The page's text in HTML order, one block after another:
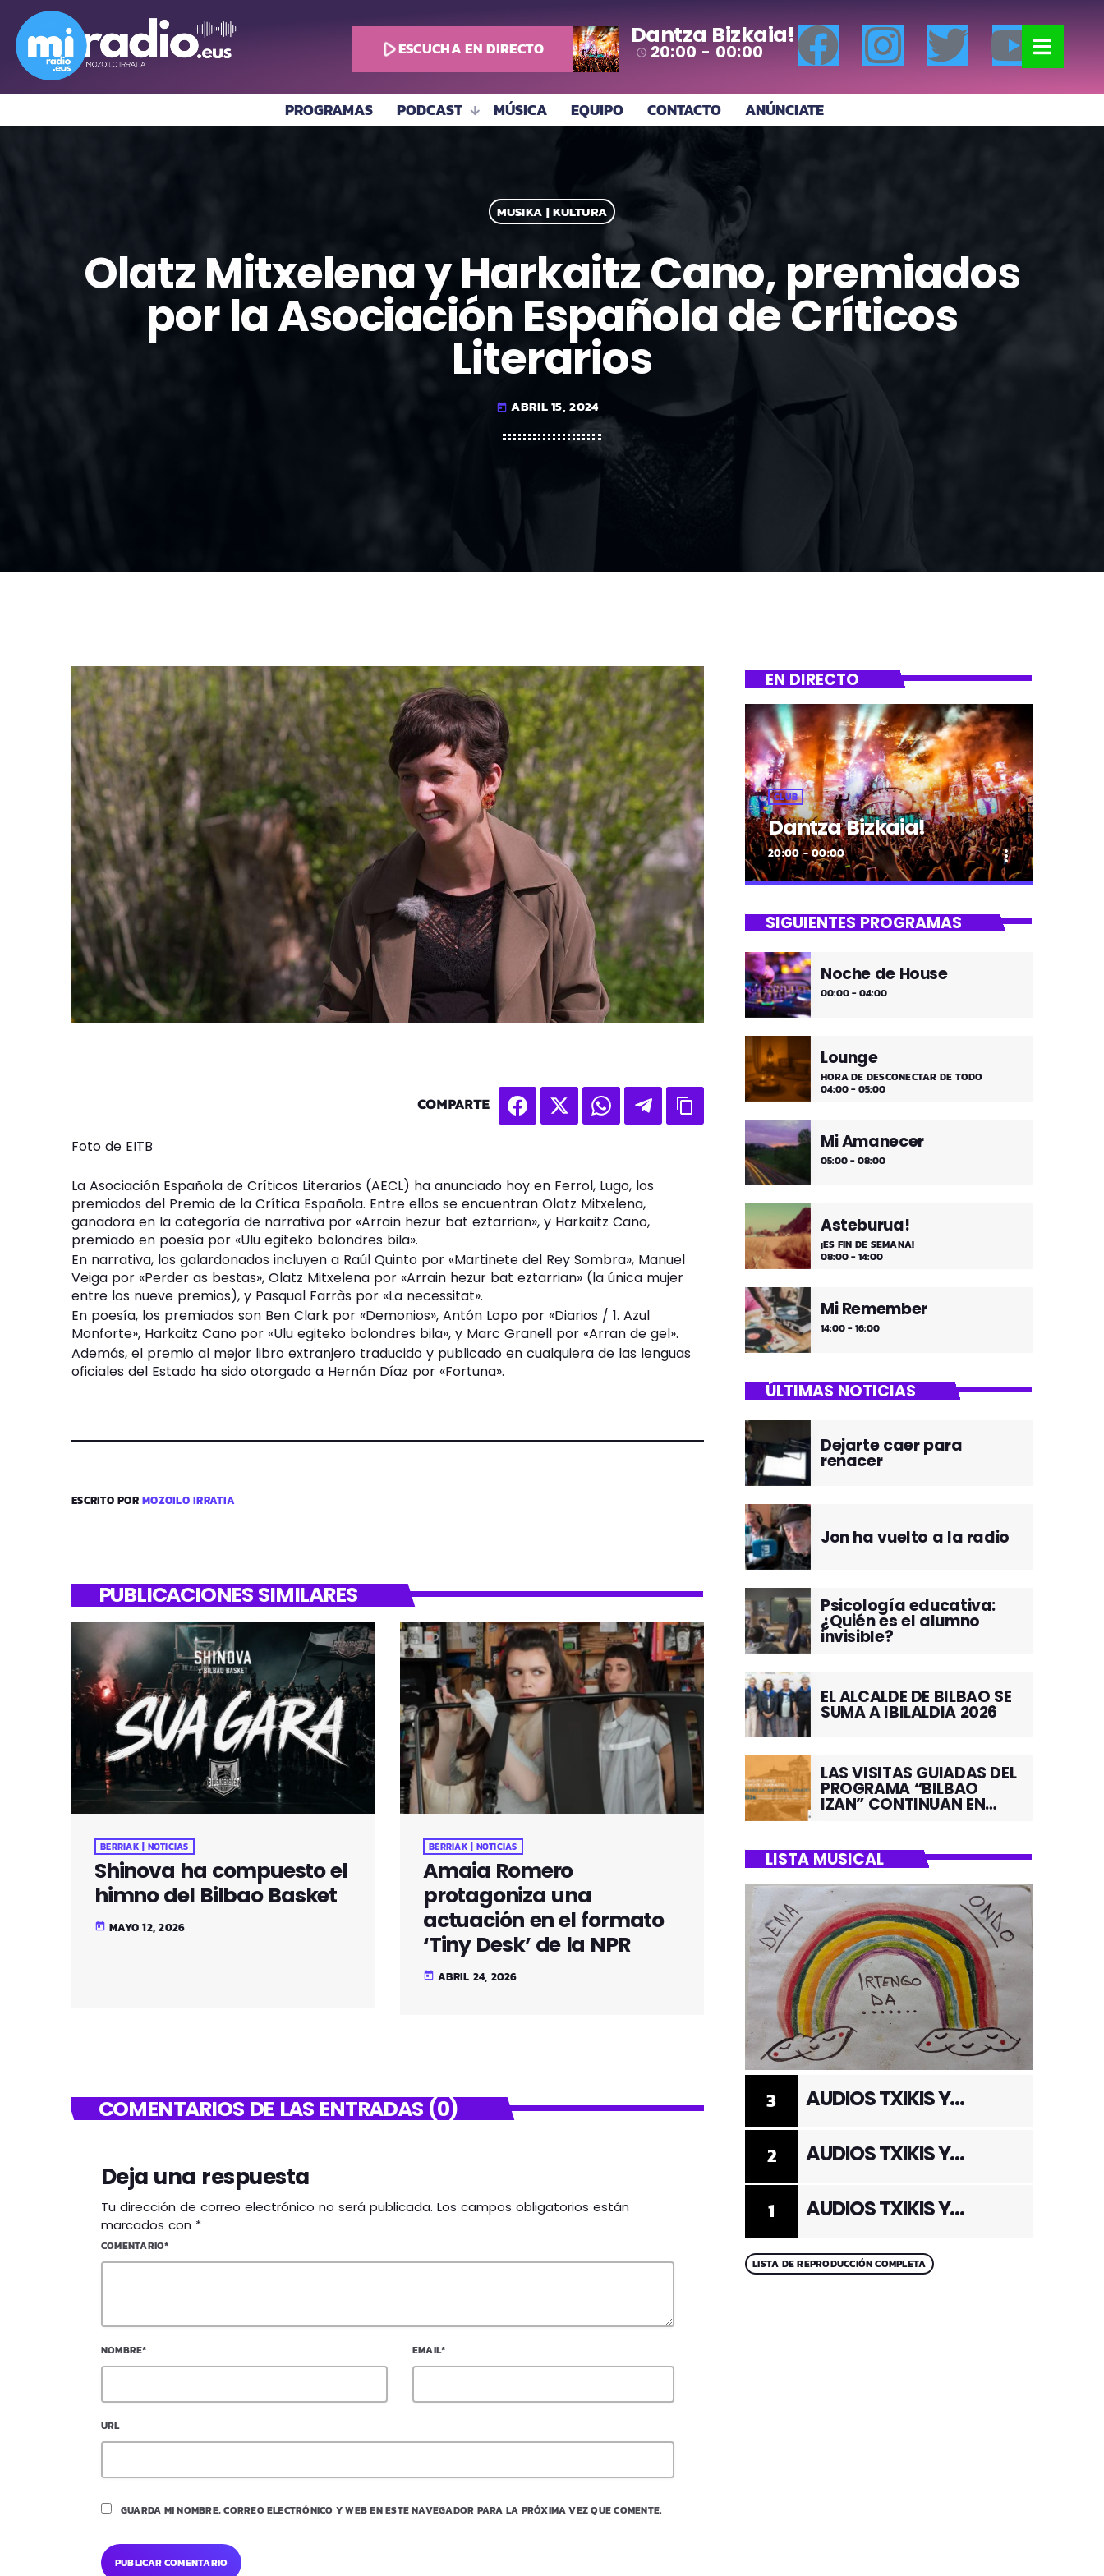
play_arrowESCUCHA EN DIRECTO Dantza Bizkaia!
access_time 20:00 - 00:00
PROGRAMAS PODCAST MÚSICA EQUIPO CONTACTO ANÚNCIATE
MUSIKA | KULTURA
Olatz Mitxelena y Harkaitz Cano, premiados
por la Asociación Española de Críticos
Literarios
today ABRIL 15, 2024
COMPARTE
Foto de EITB
La Asociación Española de Críticos Literarios (AECL) ha anunciado hoy en Ferrol, Lugo, los
premiados del Premio de la Crítica Española. Entre ellos se encuentran Olatz Mitxelena,
ganadora en la categoría de narrativa por «Arrain hezur bat eztarrian», y Harkaitz Cano,
premiado en poesía por «Ulu egiteko bolondres bila».
En narrativa, los galardonados incluyen a Raúl Quinto por «Martinete del Rey Sombra», Manuel
Veiga por «Perder as bestas», Olatz Mitxelena por «Arrain hezur bat eztarrian» (la única mujer
entre los nueve premios), y Pasqual Farràs por «La necessitat».
En poesía, los premiados son Ben Clark por «Demonios», Antón Lopo por «Diarios / 1. Azul
Monforte», Harkaitz Cano por «Ulu egiteko bolondres bila», y Marc Granell por «Arran de gel».
Además, el premio al mejor libro extranjero traducido y publicado en cualquiera de las lenguas
oficiales del Estado ha sido otorgado a Hernán Díaz por «Fortuna».
ESCRITO PORMOZOILO IRRATIA
PUBLICACIONES SIMILARES
BERRIAK | NOTICIAS
Shinova ha compuesto el
himno del Bilbao Basket
today MAYO 12, 2026
BERRIAK | NOTICIAS
Amaia Romero
protagoniza una
actuación en el formato
‘Tiny Desk’ de la NPR
today ABRIL 24, 2026
COMENTARIOS DE LAS ENTRADAS (0)
Deja una respuesta
Tu dirección de correo electrónico no será publicada. Los campos obligatorios están
marcados con *
COMENTARIO*
NOMBRE* EMAIL*
URL
GUARDA MI NOMBRE, CORREO ELECTRÓNICO Y WEB EN ESTE NAVEGADOR PARA LA PRÓXIMA VEZ QUE COMENTE.
EN DIRECTO
CLUB
Dantza Bizkaia!
20:00 - 00:00 more_vert
Dantza Bizkaia!
Dantza Bizkaia!
SIGUIENTES PROGRAMAS
Noche de House
00:00 - 04:00
Lounge
HORA DE DESCONECTAR DE TODO
04:00 - 05:00
Mi Amanecer
05:00 - 08:00
Asteburua!
¡ES FIN DE SEMANA!
08:00 - 14:00
Mi Remember
14:00 - 16:00
ÚLTIMAS NOTICIAS
Dejarte caer para
renacer
Jon ha vuelto a la radio
Psicología educativa:
¿Quién es el alumno
invisible?
EL ALCALDE DE BILBAO SE
SUMA A IBILALDIA 2026
LAS VISITAS GUIADAS DEL
PROGRAMA “BILBAO
IZAN” CONTINUAN EN
LISTA MUSICAL
1 AUDIOS TXIKIS Y
2 AUDIOS TXIKIS Y
3 AUDIOS TXIKIS Y
LISTA DE REPRODUCCIÓN COMPLETA